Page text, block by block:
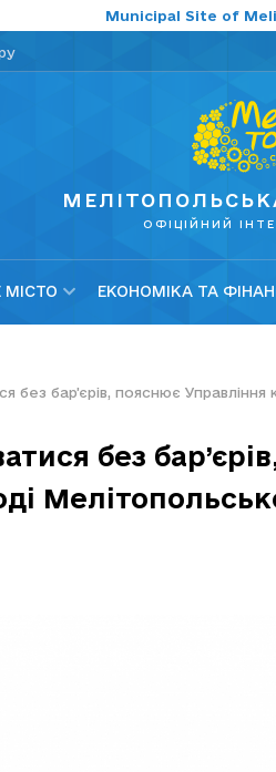
Municipal Site of
ОФІЦІЙНИЙ
МІСТО ЕКОНОМІКА ТА
без бар’єрів, пояснює
без